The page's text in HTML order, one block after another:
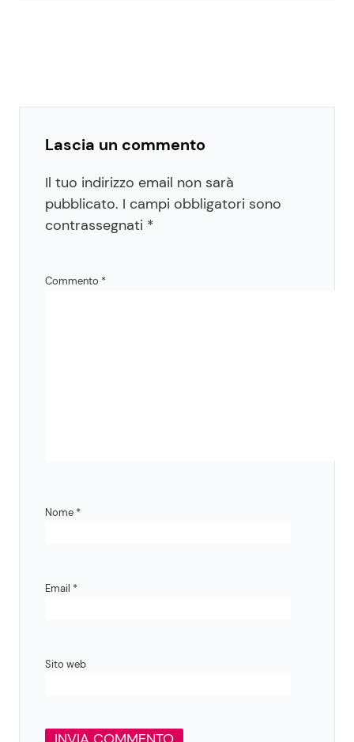
Lascia un commento
Il tuo indirizzo email non sarà
pubblicato. I campi obbligatori sono
contrassegnati *
Commento *
Nome *
Email *
Sito web